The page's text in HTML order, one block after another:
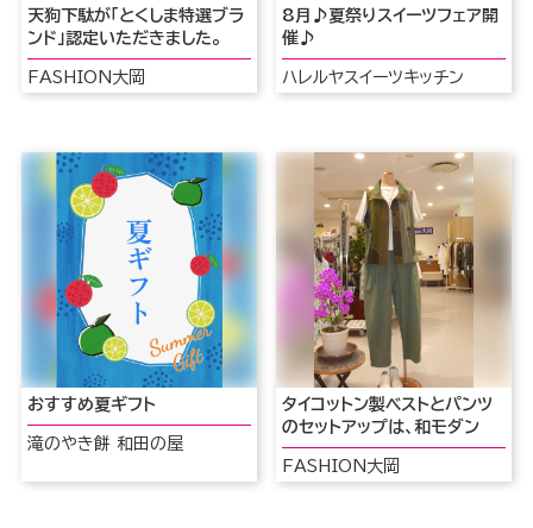
天狗下駄が「とくしま特選ブラ
ンド」認定いただきました。
FASHION大岡
8月♪夏祭りスイーツフェア開
催♪
ハレルヤスイーツキッチン
おすすめ夏ギフト
滝のやき餅 和田の屋
タイコットン製ベストとパンツ
のセットアップは、和モダン
FASHION大岡